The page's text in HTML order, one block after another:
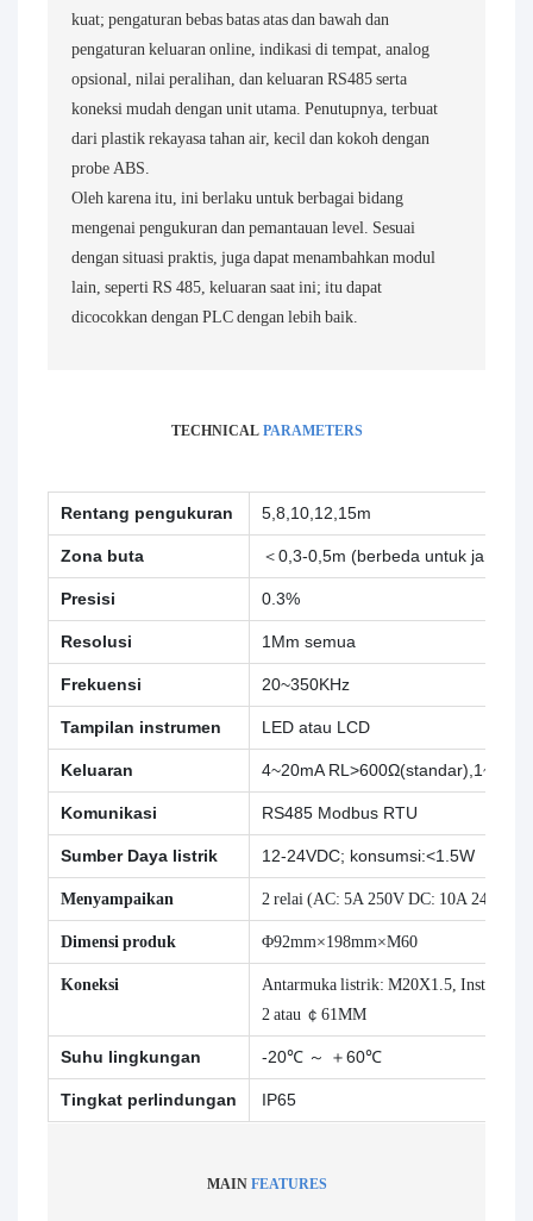
kuat; pengaturan bebas batas atas dan bawah dan
pengaturan keluaran online, indikasi di tempat, analog
opsional, nilai peralihan, dan keluaran RS485 serta
koneksi mudah dengan unit utama. Penutupnya, terbuat
dari plastik rekayasa tahan air, kecil dan kokoh dengan
probe ABS.
Oleh karena itu, ini berlaku untuk berbagai bidang
mengenai pengukuran dan pemantauan level. Sesuai
dengan situasi praktis, juga dapat menambahkan modul
lain, seperti RS 485, keluaran saat ini; itu dapat
dicocokkan dengan PLC dengan lebih baik.
TECHNICAL PARAMETERS
Rentang pengukuran 5,8,10,12,15m
Zona buta ＜0,3-0,5m (berbeda untuk
Presisi 0.3%
Resolusi 1Mm semua
Frekuensi 20~350KHz
Tampilan instrumen LED atau LCD
Keluaran 4~20mA
Komunikasi RS485 Modbus RTU
Sumber Daya listrik 12-24VDC; konsumsi:<1.5W
Menyampaikan 2 relai (AC: 5A 250V DC: 10A 24V)
Dimensi produk Φ92mm×198mm×M60
Koneksi
Antarmuka listrik: M20X1.5, Instalasi:
2 atau ￠61MM
Suhu lingkungan -20℃ ～ ＋60℃
Tingkat perlindungan IP65
MAIN FEATURES